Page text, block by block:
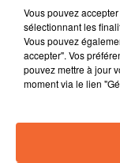
7h40 et le
0:00
Vous pouvez
sélectionnant les
Vous pouvez
accepter". Vos
pouvez mettre à jour
moment via le lien